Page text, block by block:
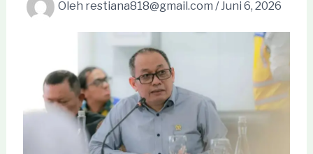
Oleh restiana818@gmail.com /Juni 6, 2026